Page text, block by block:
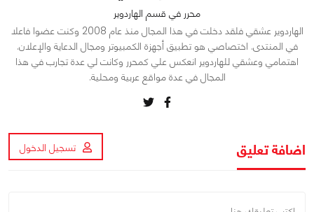
محرر في قسم الهاردوير
الهاردوير عشقي فلقد دخلت في هذا المجال منذ عام 2008 وكنت عضوا فاعلا
في المنتدى. اختصاصي هو تطبيق أجهزة الكمبيوتر ومجال الدعاية والإعلان.
اهتمامي وعشقي للهاردوير انعكس علي كمحرر وكانت لي عدة تجارب في هذا
المجال في عدة مواقع عربية ومحلية.
اضافة تعليق تسجيل الدخول